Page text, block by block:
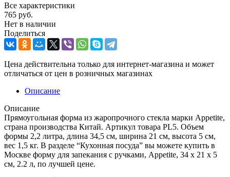
Все характеристики
765 руб.
Нет в наличии
Поделиться
Цена действительна только для интернет-магазина и может
отличаться от цен в розничных магазинах
Описание
Описание
Прямоугольная форма из жаропрочного стекла марки Appetite,
страна производства Китай. Артикул товара PL5. Объем
формы 2,2 литра, длина 34,5 см, ширина 21 см, высота 5 см,
вес 1,5 кг. В разделе “Кухонная посуда” вы можете купить в
Москве форму для запекания с ручками, Appetite, 34 х 21 х 5
см, 2.2 л, по лучшей цене.